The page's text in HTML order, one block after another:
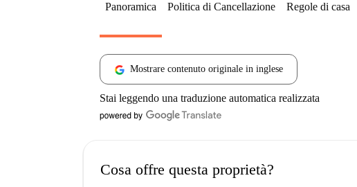
Panoramica Politica di Cancellazione Regole di casa
Mostrare contenuto originale in inglese
Stai leggendo una traduzione automatica realizzata
Cosa offre questa proprietà?